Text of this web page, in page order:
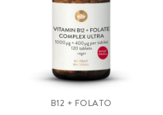
B12 + FOLATO